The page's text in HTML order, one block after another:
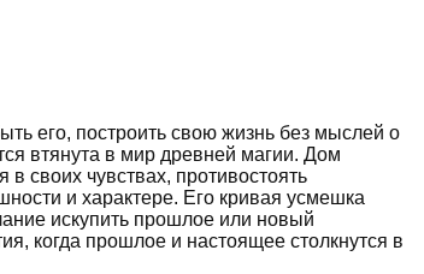
его, построить свою жизнь без мыслей о
втянута в мир древней магии. Дом
своих чувствах, противостоять
и характере. Его кривая усмешка
искупить прошлое или новый
когда прошлое и настоящее столкнутся в